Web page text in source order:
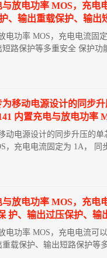
放电功率 MOS，充电
、输出重载保护、输出
电功率 MOS，充电电流固
路保护等多重安全 保护
移动电源设计的同步
内置充电与放电功率
动电源设计的同步升压的
，充电电流固定为 1A， 同
放电功率 MOS，充电
护、输出过压保护、
电功率 MOS，充电电流可
载保护、输出短路保护等